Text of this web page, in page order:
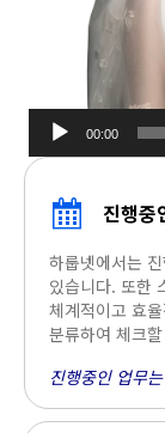
오디오
00:00
진행중
하룹넷에서는
있습니다. 또한
체계적이고 효
분류하여 체크
진행중인 업무